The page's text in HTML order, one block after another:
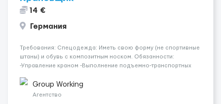
14 €
Германия
Требования: Спецодежда: Иметь свою форму (не спортивные
штаны) и обувь с композитным носком. Обязанности:
-Управление краном -Выполнение подъемно-транспортных
инструкций по безопасности. -Опыт управления различными
типами кранов (моб...
Group Working
Агентство